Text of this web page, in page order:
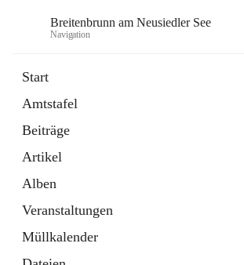
Breitenbrunn am Neusiedler See
Navigation
Start
Amtstafel
Beiträge
Artikel
Alben
Veranstaltungen
Müllkalender
18 Schnellzugriffe
Gemeindeservice